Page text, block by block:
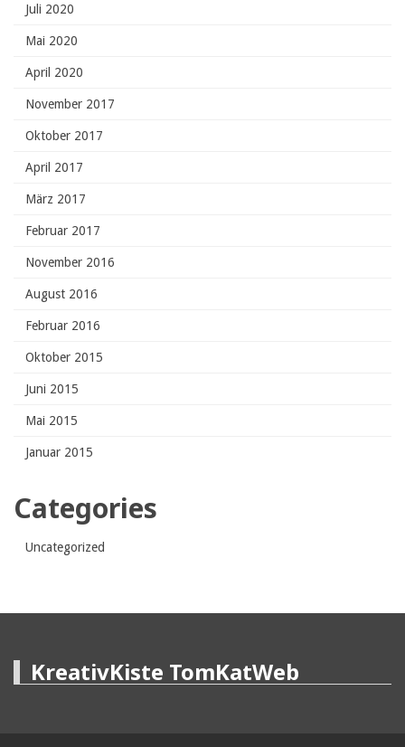
Juli 2020
Mai 2020
April 2020
November 2017
Oktober 2017
April 2017
März 2017
Februar 2017
November 2016
August 2016
Februar 2016
Oktober 2015
Juni 2015
Mai 2015
Januar 2015
Categories
Uncategorized
KreativKiste TomKatWeb